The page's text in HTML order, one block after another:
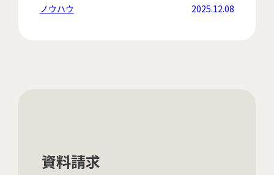
ノウハウ 2025.12.08
資料請求